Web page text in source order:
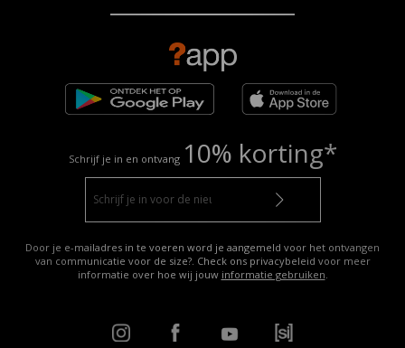
Schrijf je in en ontvang 10% korting*
Door je e-mailadres in te voeren word je aangemeld voor het ontvangen
van communicatie voor de size?. Check ons privacybeleid voor meer
informatie over hoe wij jouw informatie gebruiken